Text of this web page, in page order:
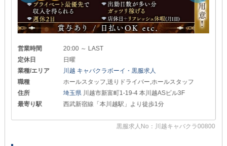
営業時間
20:00 ～ LAST
定休日
日曜
業種/エリア
川越 キャバクラボーイ・黒服求人
職種
ホールスタッフ,送りドライバー,ホールスタッフ
住所
埼玉県 川越市新富町1-19-4 本川越ASビル3F
最寄り駅
西武新宿線「本川越駅」より徒歩1分
黒服求人No：川越キャバクラ00800